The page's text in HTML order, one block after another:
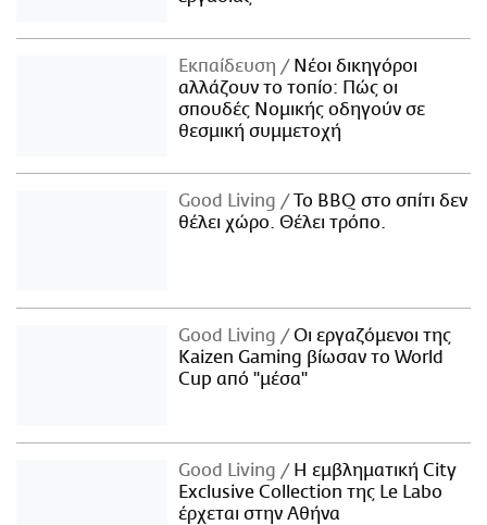
Εκπαίδευση
Νέοι δικηγόροι
αλλάζουν το τοπίο: Πώς οι
σπουδές Νομικής οδηγούν σε
θεσμική συμμετοχή
Good Living
Το BBQ στο σπίτι δεν
θέλει χώρο. Θέλει τρόπο.
Good Living
Οι εργαζόμενοι της
Kaizen Gaming βίωσαν το World
Cup από "μέσα"
Good Living
Η εμβληματική City
Exclusive Collection της Le Labo
έρχεται στην Αθήνα